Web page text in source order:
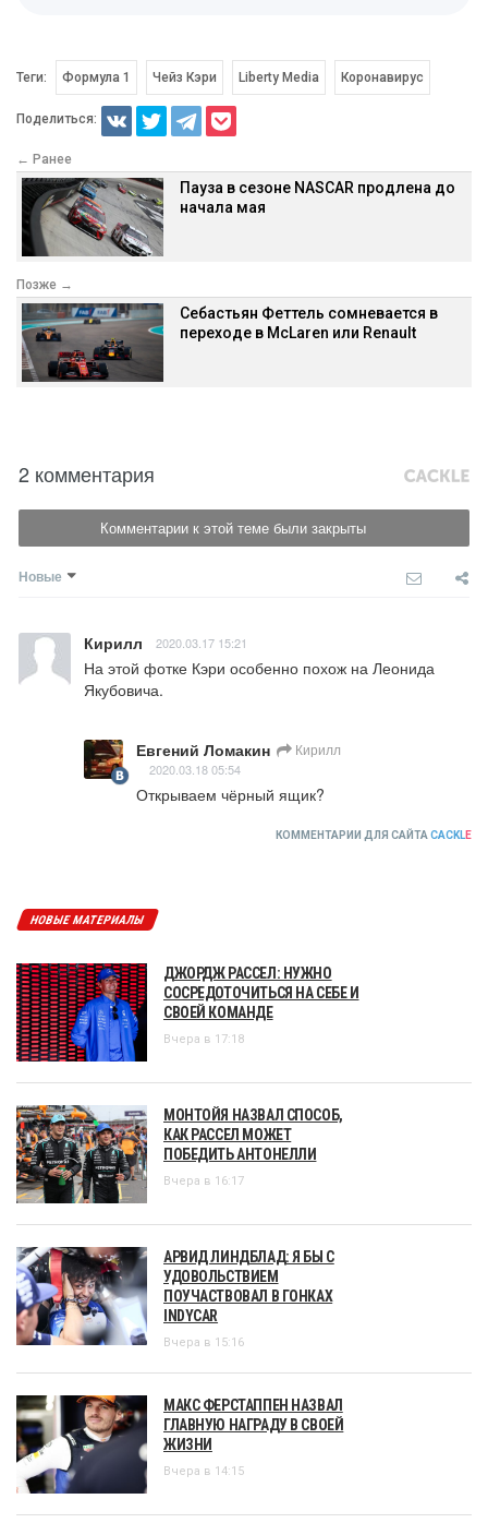
Теги: Формула 1 Чейз Кэри Liberty Media Коронавирус
Поделиться:
← Ранее
Пауза в сезоне NASCAR продлена до
начала мая
Позже →
Себастьян Феттель сомневается в
переходе в McLaren или Renault
2 комментария
Комментарии к этой теме были закрыты
Новые
Кирилл 2020.03.17 15:21
На этой фотке Кэри особенно похож на Леонида
Якубовича.
Евгений Ломакин Кирилл
2020.03.18 05:54
Открываем чёрный ящик?
КОММЕНТАРИИ ДЛЯ САЙТА CACKLE
НОВЫЕ МАТЕРИАЛЫ
ДЖОРДЖ РАССЕЛ: НУЖНО
СОСРЕДОТОЧИТЬСЯ НА СЕБЕ И
СВОЕЙ КОМАНДЕ
Вчера в 17:18
МОНТОЙЯ НАЗВАЛ СПОСОБ,
КАК РАССЕЛ МОЖЕТ
ПОБЕДИТЬ АНТОНЕЛЛИ
Вчера в 16:17
АРВИД ЛИНДБЛАД: Я БЫ С
УДОВОЛЬСТВИЕМ
ПОУЧАСТВОВАЛ В ГОНКАХ
INDYCAR
Вчера в 15:16
МАКС ФЕРСТАППЕН НАЗВАЛ
ГЛАВНУЮ НАГРАДУ В СВОЕЙ
ЖИЗНИ
Вчера в 14:15